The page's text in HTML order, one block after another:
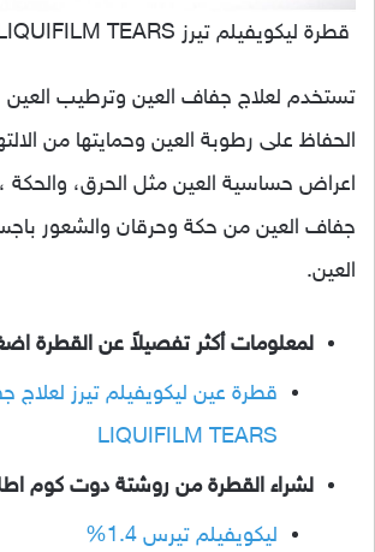
قطرة ليكويفيلم تيرز LIQUIFILM TEARS
تستخدم لعلاج جفاف العين وترطيب
الحفاظ على رطوبة العين وحمايتها من
اعراض حساسية العين مثل الحرق،
جفاف العين من حكة وحرقان والشعور
العين.
لمعلومات أكثر تفصيلاً عن القطرة
قطرة عين ليكويفيلم تيرز لعلاج
LIQUIFILM TEARS
لشراء القطرة من روشتة دوت كوم
ليكويفيلم تيرس 1.4%